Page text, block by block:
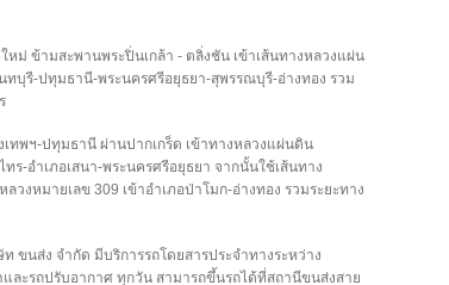
หม่ ข้ามสะพานพระปิ่นเกล้า - ตลิ่งชัน เข้าเส้นทางหลวงแผ่น
บุรี-ปทุมธานี-พระนครศรีอยุธยา-สุพรรณบุรี-อ่างทอง รวม
เทพฯ-ปทุมธานี ผ่านปากเกร็ด เข้าทางหลวงแผ่นดิน
ร-อำเภอเสนา-พระนครศรีอยุธยา จากนั้นใช้เส้นทาง
วงหมายเลข 309 เข้าอำเภอป่าโมก-อ่างทอง รวมระยะทาง
ท ขนส่ง จำกัด มีบริการรถโดยสารประจำทางระหว่าง
และรถปรับอากาศ ทุกวัน สามารถขึ้นรถได้ที่สถานีขนส่งสาย